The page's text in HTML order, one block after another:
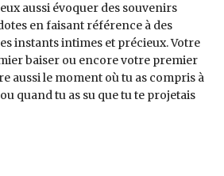
aussi évoquer des souvenirs
en faisant référence à des
instants intimes et précieux. Votre
baiser ou encore votre premier
aussi le moment où tu as compris à
quand tu as su que tu te projetais